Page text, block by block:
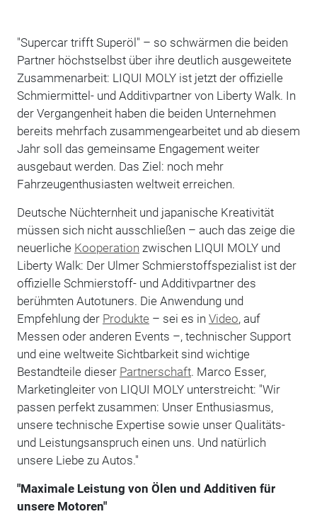
"Supercar trifft Superöl" – so schwärmen die beiden
Partner höchstselbst über ihre deutlich ausgeweitete
Zusammenarbeit: LIQUI MOLY ist jetzt der offizielle
Schmiermittel- und Additivpartner von Liberty Walk. In
der Vergangenheit haben die beiden Unternehmen
bereits mehrfach zusammengearbeitet und ab diesem
Jahr soll das gemeinsame Engagement weiter
ausgebaut werden. Das Ziel: noch mehr
Fahrzeugenthusiasten weltweit erreichen.
Deutsche Nüchternheit und japanische Kreativität
müssen sich nicht ausschließen – auch das zeige die
neuerliche Kooperation zwischen LIQUI MOLY und
Liberty Walk: Der Ulmer Schmierstoffspezialist ist der
offizielle Schmierstoff- und Additivpartner des
berühmten Autotuners. Die Anwendung und
Empfehlung der Produkte – sei es in Video, auf
Messen oder anderen Events –, technischer Support
und eine weltweite Sichtbarkeit sind wichtige
Bestandteile dieser Partnerschaft. Marco Esser,
Marketingleiter von LIQUI MOLY unterstreicht: "Wir
passen perfekt zusammen: Unser Enthusiasmus,
unsere technische Expertise sowie unser Qualitäts-
und Leistungsanspruch einen uns. Und natürlich
unsere Liebe zu Autos."
"Maximale Leistung von Ölen und Additiven für
unsere Motoren"